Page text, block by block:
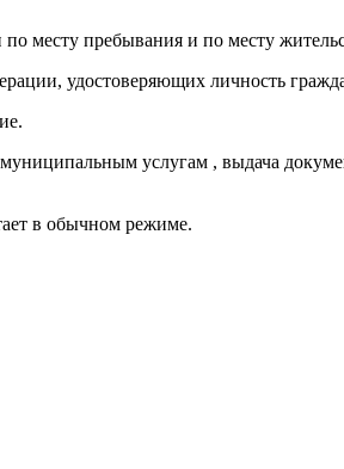
месту пребывания и по месту
удостоверяющих личность
услугам , выдача
в обычном режиме.